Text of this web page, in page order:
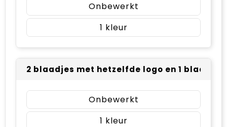
Onbewerkt
1
2 blaadjes met hetzelfde logo en 1 blaadje
Onbewerkt
1